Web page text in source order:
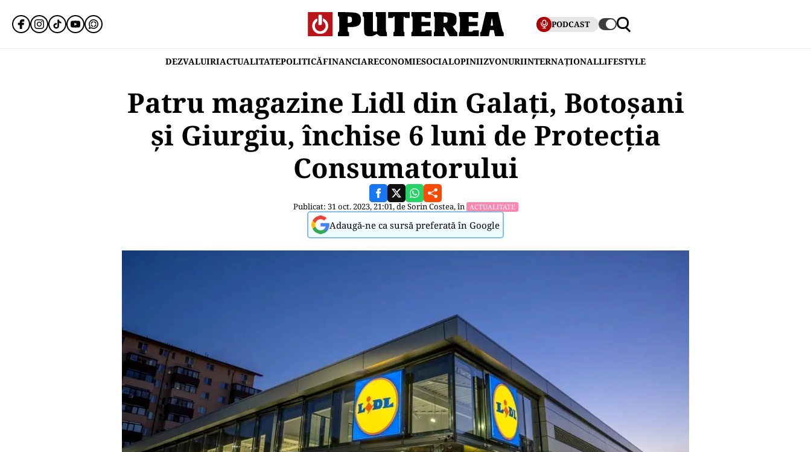
PODCAST
DEZVALUIRIACTUALITATEPOLITICĂFINANCIARECONOMIESOCIALOPINIIZVONURIINTERNAȚIONALLIFESTYLE
Patru magazine Lidl din Galați, Botoșani
și Giurgiu, închise 6 luni de Protecția
Consumatorului
Publicat: 31 oct. 2023, 21:01, deSorin Costea, în ACTUALITATE
Adaugă-ne ca sursă preferată în Google